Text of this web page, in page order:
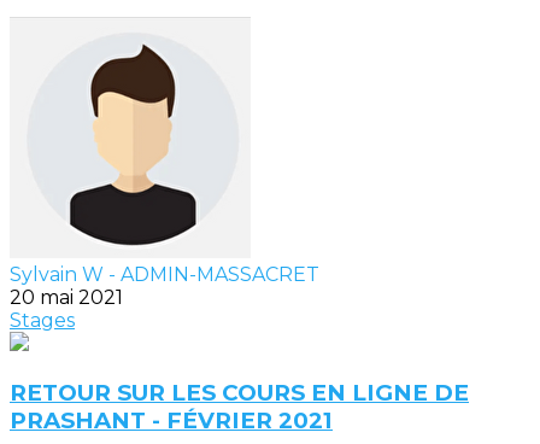
Sylvain W - ADMIN-MASSACRET
20 mai 2021
Stages
RETOUR SUR LES COURS EN LIGNE DE
PRASHANT - FÉVRIER 2021